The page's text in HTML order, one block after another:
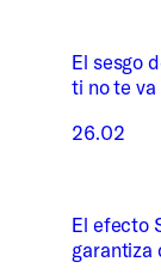
El sesgo
ti no te
26.02
El efecto
garantiza